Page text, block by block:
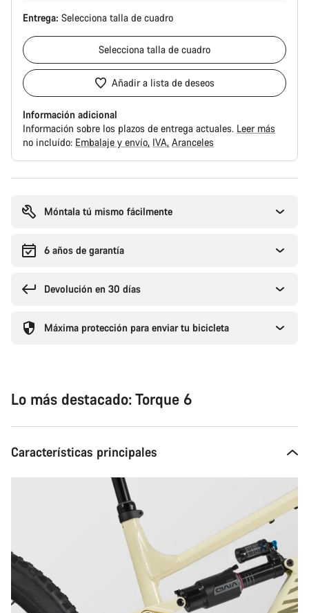
Entrega: Selecciona talla de cuadro
Selecciona talla de cuadro
Añadir a lista de deseos
Información adicional
Información sobre los plazos de entrega actuales. Leer más
no incluído: Embalaje y envío IVA Aranceles
compra
Móntala tú mismo fácilmente
6 años de garantía
Devolución en 30 días
Máxima protección para enviar tu bicicleta
Lo más destacado: Torque 6
Características principales